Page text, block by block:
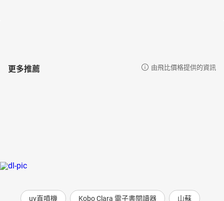
更多推薦 由飛比價格提供的資訊
uv直噴機 Kobo Clara 電子書閱讀器 山蘇